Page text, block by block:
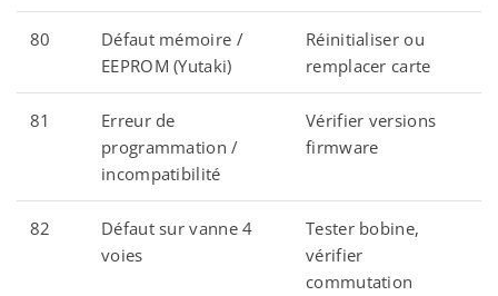
80
Défaut mémoire /
EEPROM (Yutaki)
Réinitialiser ou
remplacer carte
81
Erreur de
programmation /
incompatibilité
Vérifier versions
firmware
82
Défaut sur vanne 4
voies
Tester bobine,
vérifier
commutation